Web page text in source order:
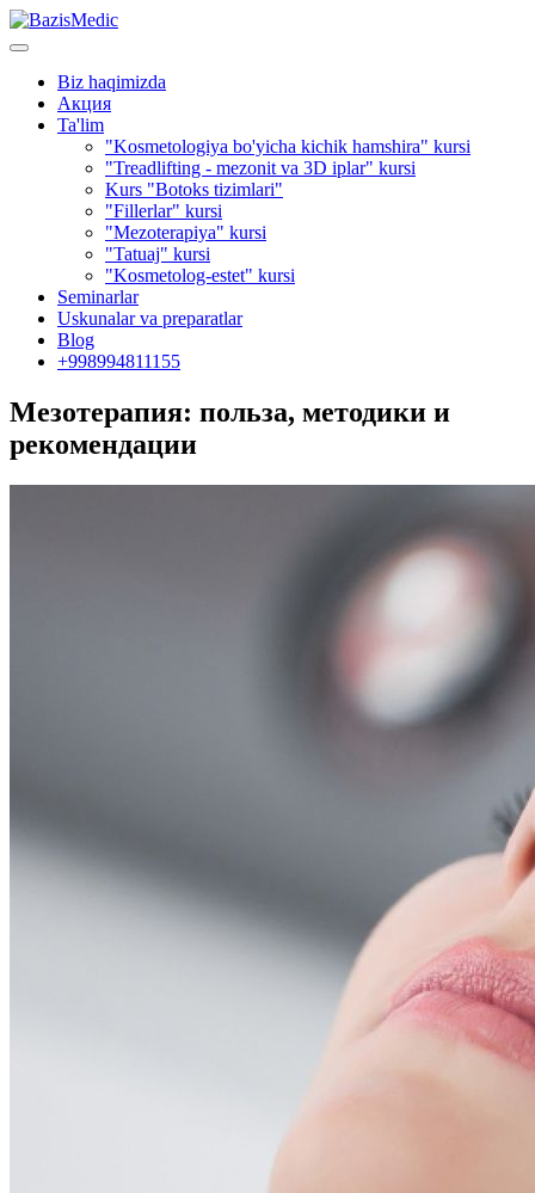
Biz haqimizda
Акция
Ta'lim
"Kosmetologiya bo'yicha kichik hamshira" kursi
"Treadlifting - mezonit va 3D iplar" kursi
Kurs "Botoks tizimlari"
"Fillerlar" kursi
"Mezoterapiya" kursi
"Tatuaj" kursi
"Kosmetolog-estet" kursi
Seminarlar
Uskunalar va preparatlar
Blog
+998994811155
Мезотерапия: польза, методики и
рекомендации